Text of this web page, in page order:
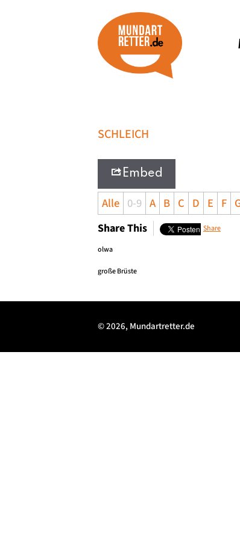
SCHLEICH
Embed
Alle 0-9 A B C D E F
Share This Share
olwa
große Brüste
© 2026, Mundartretter.de